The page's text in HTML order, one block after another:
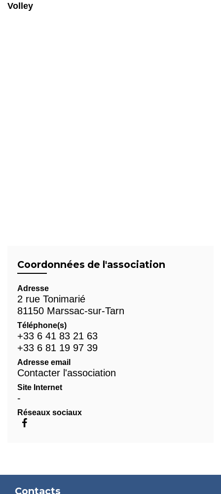
Volley
Coordonnées de l'association
Adresse
2 rue Tonimarié
81150 Marssac-sur-Tarn
Téléphone(s)
+33 6 41 83 21 63
+33 6 81 19 97 39
Adresse email
Contacter l'association
Site Internet
-
Réseaux sociaux
Contacts